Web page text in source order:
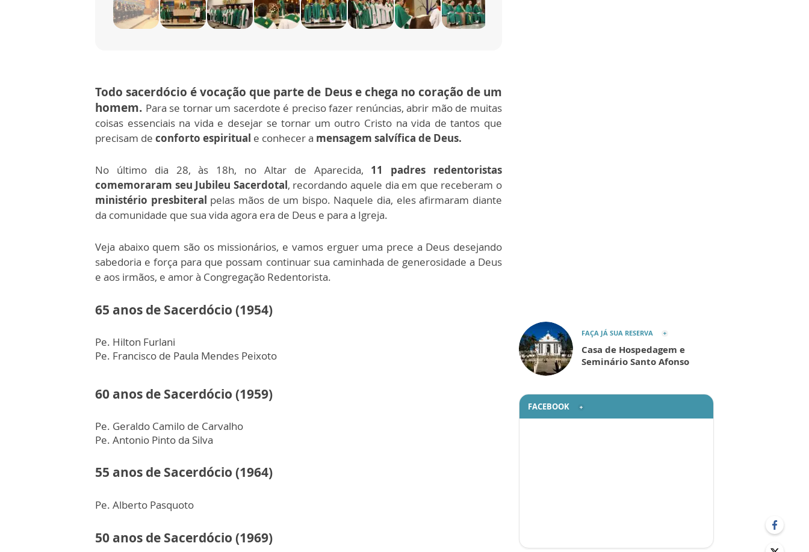
Todo sacerdócio é vocação que parte de Deus e chega no coração de um
homem. Para se tornar um sacerdote é preciso fazer renúncias, abrir mão de muitas
coisas essenciais na vida e desejar se tornar um outro Cristo na vida de tantos que
precisam de conforto espiritual e conhecer a mensagem salvífica de Deus.
No último dia 28, às 18h, no Altar de Aparecida, 11 padres redentoristas
comemoraram seu Jubileu Sacerdotal, recordando aquele dia em que receberam o
ministério presbiteral pelas mãos de um bispo. Naquele dia, eles afirmaram diante
da comunidade que sua vida agora era de Deus e para a Igreja.
Veja abaixo quem são os missionários, e vamos erguer uma prece a Deus desejando
sabedoria e força para que possam continuar sua caminhada de generosidade a Deus
e aos irmãos, e amor à Congregação Redentorista.
65 anos de Sacerdócio (1954)
Pe. Hilton Furlani
Pe. Francisco de Paula Mendes Peixoto
60 anos de Sacerdócio (1959)
Pe. Geraldo Camilo de Carvalho
Pe. Antonio Pinto da Silva
55 anos de Sacerdócio (1964)
Pe. Alberto Pasquoto
50 anos de Sacerdócio (1969)
FAÇA JÁ SUA RESERVA
Casa de Hospedagem e
Seminário Santo Afonso
FACEBOOK